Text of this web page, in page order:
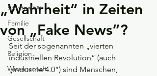
Spiritualität
Familie
Gesellschaft
Religion
Wissenschaft
„Wahrheit“ in Zeiten
von „Fake News“?
Seit der sogenannten „vierten
industriellen Revolution” (auch
„Industrie 4.0“) sind Menschen,